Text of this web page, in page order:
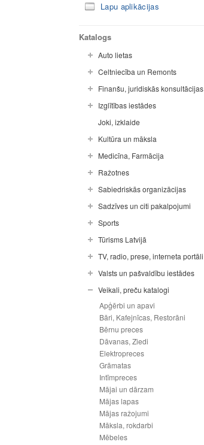
Lapu aplikācijas
Katalogs
Auto lietas
Celtniecība un Remonts
Finanšu, juridiskās konsultācijas
Izglītības iestādes
Joki, izklaide
Kultūra un māksla
Medicīna, Farmācija
Ražotnes
Sabiedriskās organizācijas
Sadzīves un citi pakalpojumi
Sports
Tūrisms Latvijā
TV, radio, prese, interneta portāli
Valsts un pašvaldību iestādes
Veikali, preču katalogi
Apģērbi un apavi
Bāri, Kafejnīcas, Restorāni
Bērnu preces
Dāvanas, Ziedi
Elektropreces
Grāmatas
Intīmpreces
Mājai un dārzam
Mājas lapas
Mājas ražojumi
Māksla, rokdarbi
Mēbeles